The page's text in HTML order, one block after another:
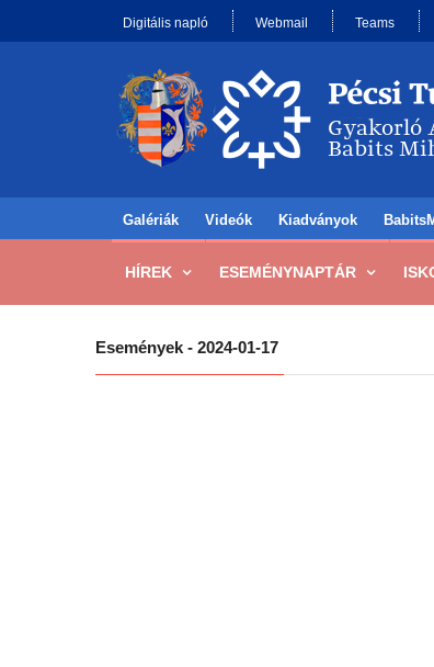
Digitális napló Webmail Teams
Galériák Videók Kiadványok
HÍREK ESEMÉNYNAPTÁR
Események - 2024-01-17